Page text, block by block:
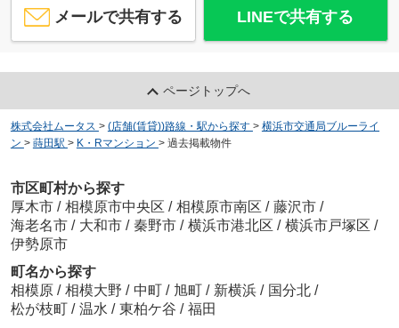
メールで共有する LINEで共有する
ページトップへ
株式会社ムータス > (店舗(賃貸))路線・駅から探す > 横浜市交通局ブルーライ
ン > 蒔田駅 > K・Rマンション > 過去掲載物件
市区町村から探す
厚木市 / 相模原市中央区 / 相模原市南区 / 藤沢市 /
海老名市 / 大和市 / 秦野市 / 横浜市港北区 / 横浜市戸塚区 /
伊勢原市
町名から探す
相模原 / 相模大野 / 中町 / 旭町 / 新横浜 / 国分北 /
松が枝町 / 温水 / 東柏ケ谷 / 福田